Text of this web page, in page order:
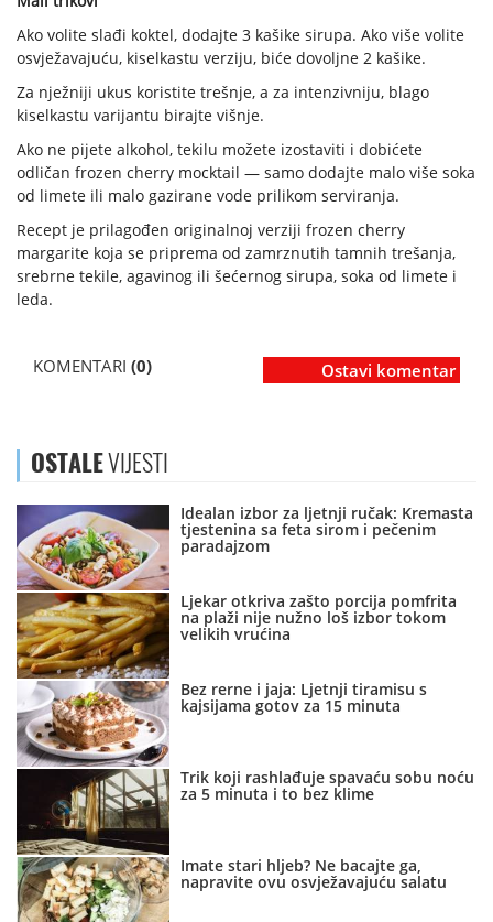
Ako volite slađi koktel, dodajte 3 kašike sirupa. Ako više volite
osvježavajuću, kiselkastu verziju, biće dovoljne 2 kašike.
Za nježniji ukus koristite trešnje, a za intenzivniju, blago
kiselkastu varijantu birajte višnje.
Ako ne pijete alkohol, tekilu možete izostaviti i dobićete
odličan frozen cherry mocktail — samo dodajte malo više soka
od limete ili malo gazirane vode prilikom serviranja.
Recept je prilagođen originalnoj verziji frozen cherry
margarite koja se priprema od zamrznutih tamnih trešanja,
srebrne tekile, agavinog ili šećernog sirupa, soka od limete i
leda.
KOMENTARI (0) Ostavi komentar
OSTALEVIJESTI
Idealan izbor za ljetnji ručak: Kremasta
tjestenina sa feta sirom i pečenim
paradajzom
Ljekar otkriva zašto porcija pomfrita
na plaži nije nužno loš izbor tokom
velikih vrućina
Bez rerne i jaja: Ljetnji tiramisu s
kajsijama gotov za 15 minuta
Trik koji rashlađuje spavaću sobu noću
za 5 minuta i to bez klime
Imate stari hljeb? Ne bacajte ga,
napravite ovu osvježavajuću salatu